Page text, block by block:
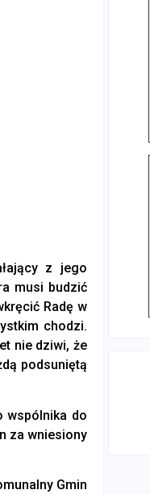
z jego
musi budzić
Radę w
chodzi.
nie dziwi, że
podsuniętą
wspólnika do
za wniesiony
Gmin